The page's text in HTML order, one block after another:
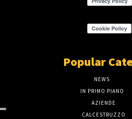
Popular
NEWS
IN PRIMO PIANO
AZIENDE
CALCESTRUZZO